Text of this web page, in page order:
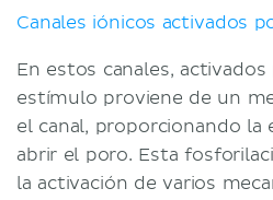
Canales iónicos activados
En estos canales,
estímulo proviene de un
el canal, proporcionando la
abrir el poro. Esta
la activación de varios